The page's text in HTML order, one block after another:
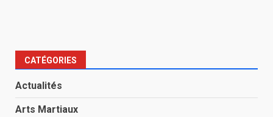
CATÉGORIES
Actualités
Arts Martiaux